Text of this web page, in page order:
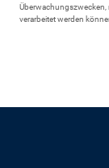
Überwachungszwecken,
verarbeitet werden